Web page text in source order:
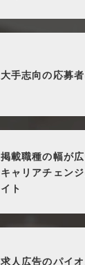
大手志向の応募
掲載職種の幅が
キャリアチェン
イト
求人広告のパイ